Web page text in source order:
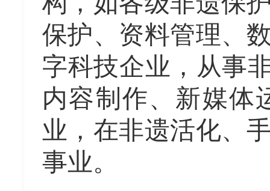
保护、资料管理、
字科技企业，从事
内容制作、新媒体
业，在非遗活化、
事业。